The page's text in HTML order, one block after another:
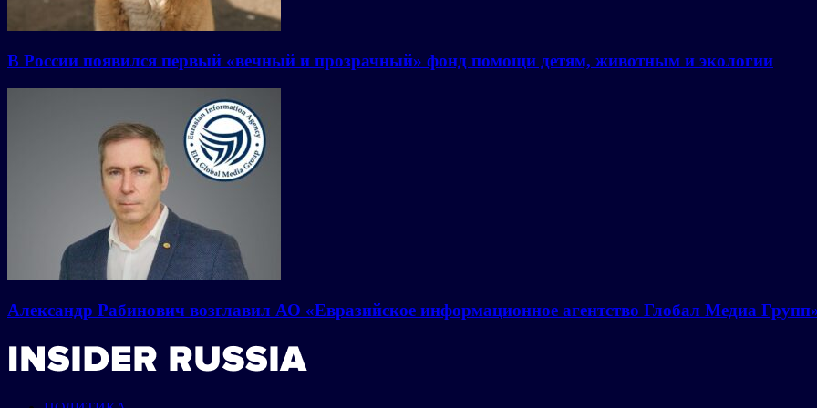
В России появился первый «вечный и прозрачный» фонд помощи детям, животным и экологии
Александр Рабинович возглавил АО «Евразийское информационное агентство Глобал Медиа